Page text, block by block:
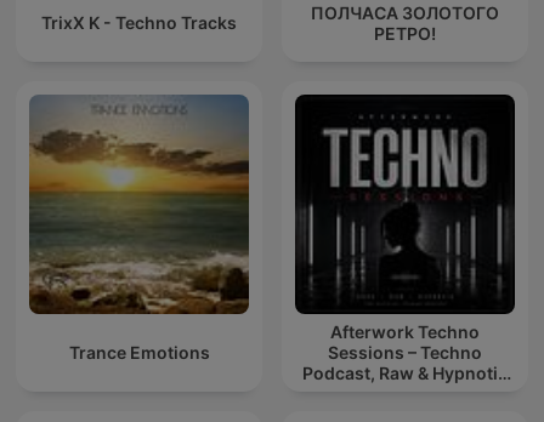
TrixX K - Techno Tracks
ПОЛЧАСА ЗОЛОТОГО
РЕТРО!
Trance Emotions
Afterwork Techno
Sessions – Techno
Podcast, Raw & Hypnotic